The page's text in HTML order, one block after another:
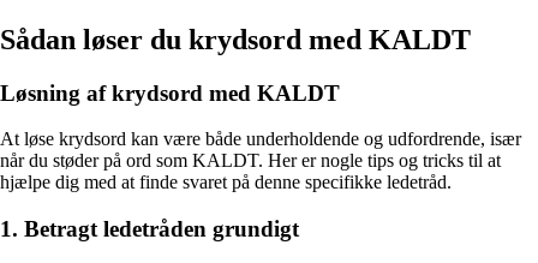
Sådan løser du krydsord med KALDT
Løsning af krydsord med KALDT
At løse krydsord kan være både underholdende og udfordrende, især
når du støder på ord som KALDT. Her er nogle tips og tricks til at
hjælpe dig med at finde svaret på denne specifikke ledetråd.
1. Betragt ledetråden grundigt